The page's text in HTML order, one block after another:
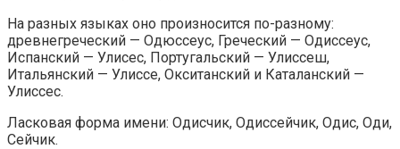
На разных языках оно произносится по-разному:
древнегреческий — Одюссеус, Греческий — Одиссеус,
Испанский — Улисес, Португальский — Улиссеш,
Итальянский — Улиссе, Окситанский и Каталанский —
Улиссес.
Ласковая форма имени: Одисчик, Одиссейчик, Одис, Оди,
Сейчик.